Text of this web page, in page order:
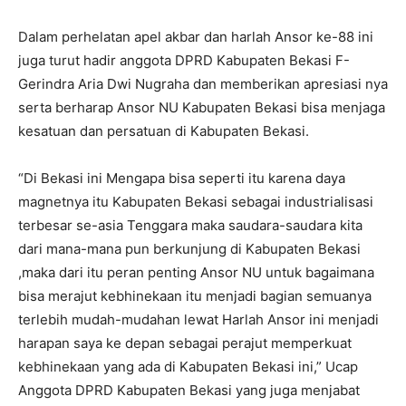
Dalam perhelatan apel akbar dan harlah Ansor ke-88 ini
juga turut hadir anggota DPRD Kabupaten Bekasi F-
Gerindra Aria Dwi Nugraha dan memberikan apresiasi nya
serta berharap Ansor NU Kabupaten Bekasi bisa menjaga
kesatuan dan persatuan di Kabupaten Bekasi.
“Di Bekasi ini Mengapa bisa seperti itu karena daya
magnetnya itu Kabupaten Bekasi sebagai industrialisasi
terbesar se-asia Tenggara maka saudara-saudara kita
dari mana-mana pun berkunjung di Kabupaten Bekasi
,maka dari itu peran penting Ansor NU untuk bagaimana
bisa merajut kebhinekaan itu menjadi bagian semuanya
terlebih mudah-mudahan lewat Harlah Ansor ini menjadi
harapan saya ke depan sebagai perajut memperkuat
kebhinekaan yang ada di Kabupaten Bekasi ini,” Ucap
Anggota DPRD Kabupaten Bekasi yang juga menjabat